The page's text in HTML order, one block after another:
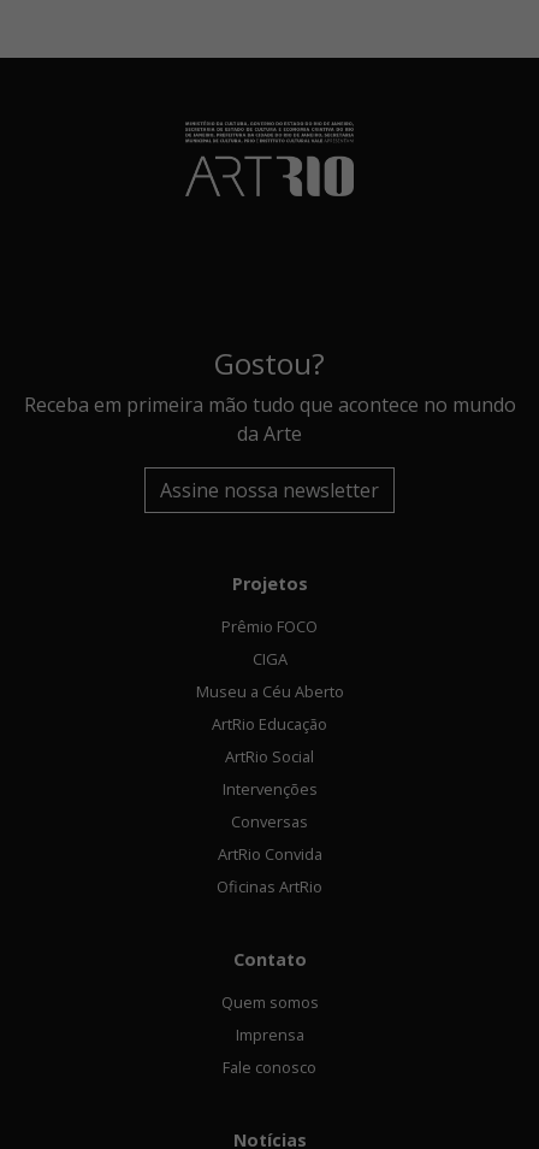
Gostou?
Receba em primeira mão tudo que acontece no mundo
da Arte
Assine nossa newsletter
Projetos
Prêmio FOCO
CIGA
Museu a Céu Aberto
ArtRio Educação
ArtRio Social
Intervenções
Conversas
ArtRio Convida
Oficinas ArtRio
Contato
Quem somos
Imprensa
Fale conosco
Notícias